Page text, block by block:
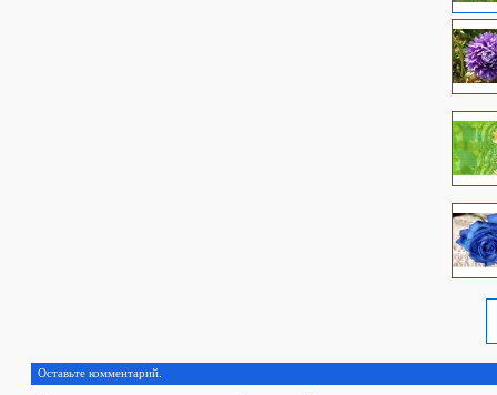
Оставьте комментарий.